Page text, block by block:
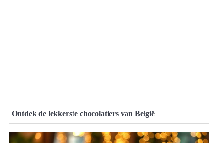
Ontdek de lekkerste chocolatiers van België